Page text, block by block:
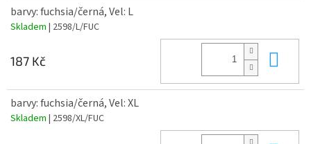
barvy: fuchsia/černá, Vel: L
Skladem | 2598/L/FUC
187 Kč
barvy: fuchsia/černá, Vel: XL
Skladem | 2598/XL/FUC